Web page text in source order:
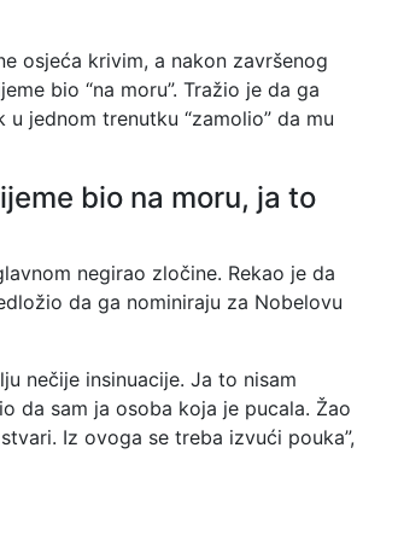
osjeća krivim, a nakon završenog
bio “na moru”. Tražio je da ga
jednom trenutku “zamolio” da mu
bio na moru, ja to
negirao zločine. Rekao je da
da ga nominiraju za Nobelovu
nečije insinuacije. Ja to nisam
da sam ja osoba koja je pucala. Žao
Iz ovoga se treba izvući pouka”,